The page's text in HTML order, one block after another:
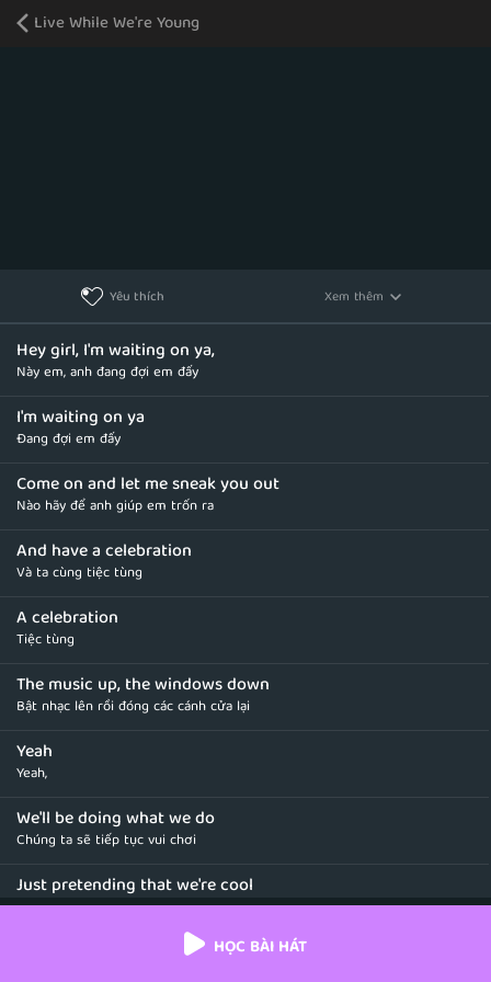
Live While We're Young
Yêu thích Xem thêm
Hey girl, I'm waiting on ya,
Này em, anh đang đợi em đấy
I'm waiting on ya
Đang đợi em đấy
Come on and let me sneak you out
Nào hãy để anh giúp em trốn ra
And have a celebration
Và ta cùng tiệc tùng
A celebration
Tiệc tùng
The music up, the windows down
Bật nhạc lên rồi đóng các cánh cửa lại
Yeah
Yeah,
We'll be doing what we do
Chúng ta sẽ tiếp tục vui chơi
Just pretending that we're cool
Cứ giả vờ như chúng ta thật phong cách đi
HỌC BÀI HÁT